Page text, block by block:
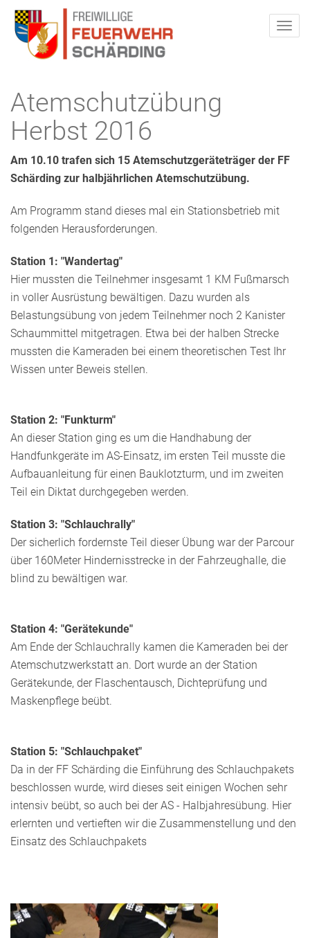
Atemschutzübung
Herbst 2016
Am 10.10 trafen sich 15 Atemschutzgeräteträger der FF
Schärding zur halbjährlichen Atemschutzübung.
Am Programm stand dieses mal ein Stationsbetrieb mit
folgenden Herausforderungen.
Station 1: "Wandertag"
Hier mussten die Teilnehmer insgesamt 1 KM Fußmarsch
in voller Ausrüstung bewältigen. Dazu wurden als
Belastungsübung von jedem Teilnehmer noch 2 Kanister
Schaummittel mitgetragen. Etwa bei der halben Strecke
mussten die Kameraden bei einem theoretischen Test Ihr
Wissen unter Beweis stellen.
Station 2: "Funkturm"
An dieser Station ging es um die Handhabung der
Handfunkgeräte im AS-Einsatz, im ersten Teil musste die
Aufbauanleitung für einen Bauklotzturm, und im zweiten
Teil ein Diktat durchgegeben werden.
Station 3: "Schlauchrally"
Der sicherlich fordernste Teil dieser Übung war der Parcour
über 160Meter Hindernisstrecke in der Fahrzeughalle, die
blind zu bewältigen war.
Station 4: "Gerätekunde"
Am Ende der Schlauchrally kamen die Kameraden bei der
Atemschutzwerkstatt an. Dort wurde an der Station
Gerätekunde, der Flaschentausch, Dichteprüfung und
Maskenpflege beübt.
Station 5: "Schlauchpaket"
Da in der FF Schärding die Einführung des Schlauchpakets
beschlossen wurde, wird dieses seit einigen Wochen sehr
intensiv beübt, so auch bei der AS - Halbjahresübung. Hier
erlernten und vertieften wir die Zusammenstellung und den
Einsatz des Schlauchpakets